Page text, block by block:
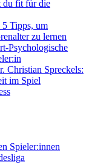
du fit für die
Tipps, um
zu lernen
Psychologische
Christian Spreckels:
im Spiel
Spieler:innen